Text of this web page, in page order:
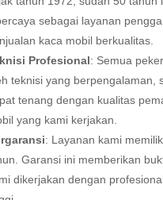
sebagai layanan
kaca mobil berkualitas.
Profesional : Semua
teknisi yang berpengalaman,
tenang dengan kualitas
yang kami kerjakan.
: Layanan kami
Garansi ini memberikan
dikerjakan dengan